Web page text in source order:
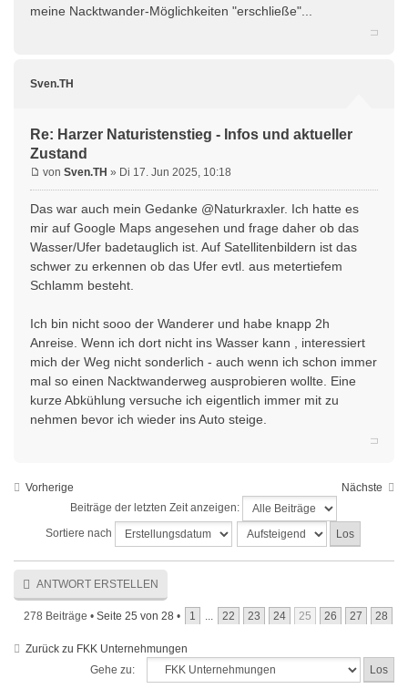
meine Nacktwander-Möglichkeiten "erschließe"...
Sven.TH
Re: Harzer Naturistenstieg - Infos und aktueller
Zustand
von Sven.TH » Di 17. Jun 2025, 10:18
Das war auch mein Gedanke @Naturkraxler. Ich hatte es
mir auf Google Maps angesehen und frage daher ob das
Wasser/Ufer badetauglich ist. Auf Satellitenbildern ist das
schwer zu erkennen ob das Ufer evtl. aus metertiefem
Schlamm besteht.
Ich bin nicht sooo der Wanderer und habe knapp 2h
Anreise. Wenn ich dort nicht ins Wasser kann , interessiert
mich der Weg nicht sonderlich - auch wenn ich schon immer
mal so einen Nacktwanderweg ausprobieren wollte. Eine
kurze Abkühlung versuche ich eigentlich immer mit zu
nehmen bevor ich wieder ins Auto steige.
Vorherige
Nächste
Beiträge der letzten Zeit anzeigen:
Sortiere nach
ANTWORT ERSTELLEN
278 Beiträge • Seite 25 von 28 • 1 ... 22 23 24 25 26 27 28
Zurück zu FKK Unternehmungen
Gehe zu: